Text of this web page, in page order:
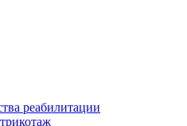
реабилитации